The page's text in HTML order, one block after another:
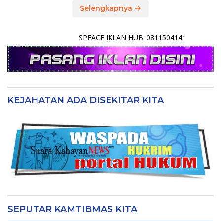
Selengkapnya
SPEACE IKLAN HUB. 0811504141
KEJAHATAN ADA DISEKITAR KITA
SEPUTAR KAMTIBMAS KITA